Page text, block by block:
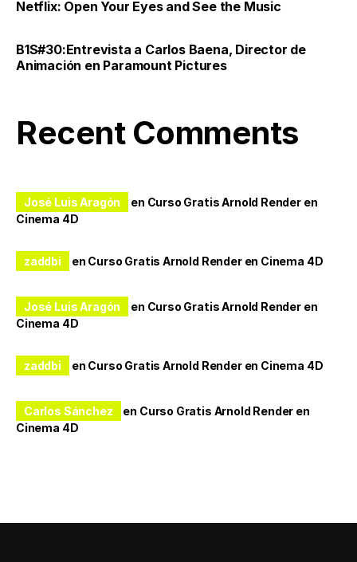
Netflix: Open Your Eyes and See the Music
B1S#30:Entrevista a Carlos Baena, Director de
Animación en Paramount Pictures
Recent Comments
José Luis Aragón en Curso Gratis Arnold Render en
Cinema 4D
zaddbi en Curso Gratis Arnold Render en Cinema 4D
José Luis Aragón en Curso Gratis Arnold Render en
Cinema 4D
zaddbi en Curso Gratis Arnold Render en Cinema 4D
Carlos Sánchez en Curso Gratis Arnold Render en
Cinema 4D